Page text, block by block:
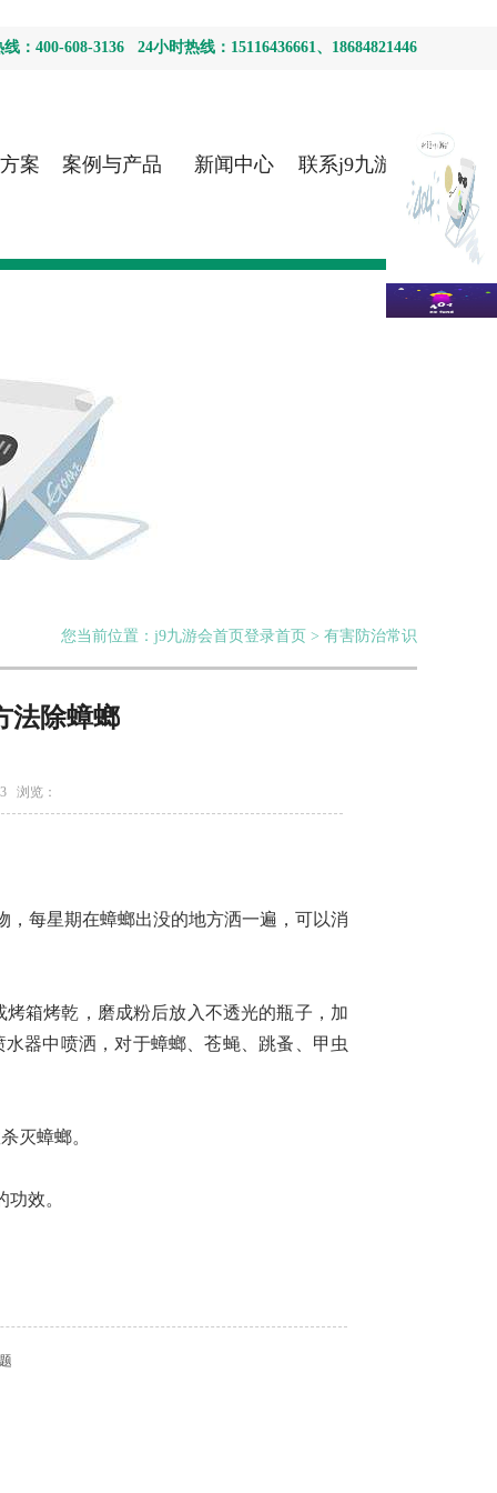
：400-608-3136 24小时热线：15116436661、18684821446
案 案例与产品 新闻中心 联系j9九游会
您当前位置：j9九游会首页登录首页 > 有害防治常识
法除蟑螂
浏览：
每星期在蟑螂出没的地方洒一遍，可以消
箱烤乾，磨成粉后放入不透光的瓶子，加
器中喷洒，对于蟑螂、苍蝇、跳蚤、甲虫
灭蟑螂。
效。